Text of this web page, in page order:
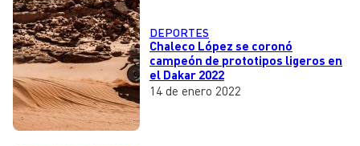
DEPORTES
Chaleco López se coronó
campeón de prototipos ligeros en
el Dakar 2022
14 de enero 2022